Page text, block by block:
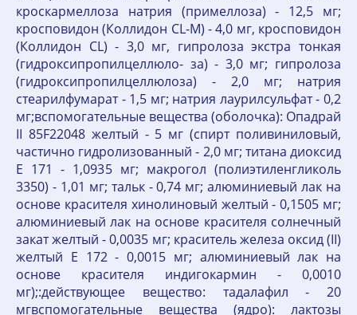
кроскармеллоза натрия (примеллоза) - 12,5 мг;
кросповидон (Коллидон CL-M) - 4,0 мг, кросповидон
(Коллидон CL) - 3,0 мг, гипролоза экстра тонкая
(гидроксипропилцеллюло- за) - 3,0 мг; гипролоза
(гидроксипропилцеллюлоза) - 2,0 мг; натрия
стеарилфумарат - 1,5 мг; натрия лаурилсульфат - 0,2
мг;вспомогательные вещества (оболочка): Опадрай
II 85F22048 желтый - 5 мг (спирт поливиниловый,
частично гидролизованный - 2,0 мг; титана диоксид
Е 171 - 1,0935 мг; макрогол (полиэтиленгликоль
3350) - 1,01 мг; тальк - 0,74 мг; алюминиевый лак на
основе красителя хинолиновый желтый - 0,1505 мг;
алюминиевый лак на основе красителя солнечный
закат желтый - 0,0035 мг; краситель железа оксид (II)
желтый Е 172 - 0,0015 мг; алюминиевый лак на
основе красителя индигокармин - 0,0010
мг);:действующее вещество: тадалафил - 20
мгвспомогательные вещества (ядро): лактозы